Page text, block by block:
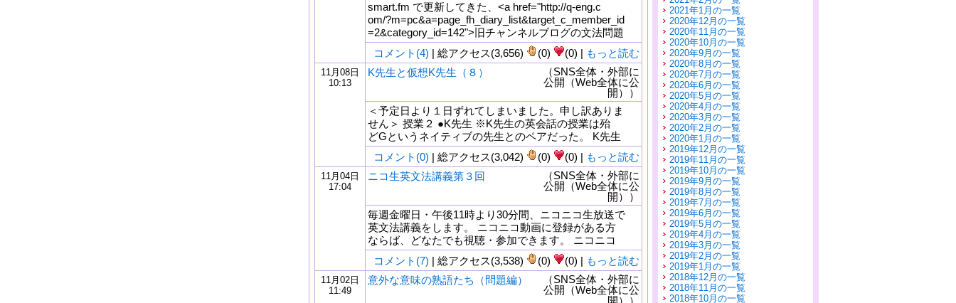
smart.fm で更新してきた、<a href="http://q-eng.c
om/?m=pc&a=page_fh_diary_list&target_c_member_id
=2&category_id=142">旧チャンネルブログの文法問題
コメント(4) | 総アクセス(3,656) (0) (0) | もっと読む
11月08日
10:13
K先生と仮想K先生（８）
（SNS全体・外部に
公開（Web全体に公
開））
＜予定日より１日ずれてしまいました。申し訳ありま
せん＞ 授業２ ●K先生 ※K先生の英会話の授業は殆
どGというネイティブの先生とのペアだった。 K先生
コメント(0) | 総アクセス(3,042) (0) (0) | もっと読む
11月04日
17:04
ニコ生英文法講義第３回
（SNS全体・外部に
公開（Web全体に公
開））
毎週金曜日・午後11時より30分間、ニコニコ生放送で
英文法講義をします。 ニコニコ動画に登録がある方
ならば、どなたでも視聴・参加できます。 ニコニコ
コメント(7) | 総アクセス(3,538) (0) (0) | もっと読む
11月02日
11:49
意外な意味の熟語たち（問題編）
（SNS全体・外部に
公開（Web全体に公
開））
2021年1月の一覧
2020年12月の一覧
2020年11月の一覧
2020年10月の一覧
2020年9月の一覧
2020年8月の一覧
2020年7月の一覧
2020年6月の一覧
2020年5月の一覧
2020年4月の一覧
2020年3月の一覧
2020年2月の一覧
2020年1月の一覧
2019年12月の一覧
2019年11月の一覧
2019年10月の一覧
2019年9月の一覧
2019年8月の一覧
2019年7月の一覧
2019年6月の一覧
2019年5月の一覧
2019年4月の一覧
2019年3月の一覧
2019年2月の一覧
2019年1月の一覧
2018年12月の一覧
2018年11月の一覧
2018年10月の一覧